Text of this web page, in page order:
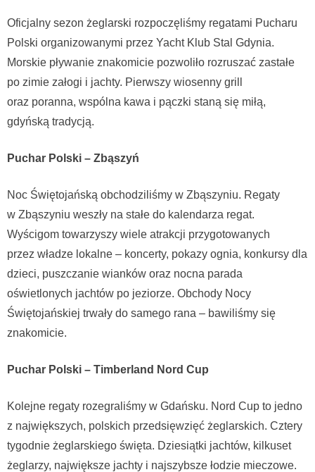
Oficjalny sezon żeglarski rozpoczęliśmy regatami Pucharu
Polski organizowanymi przez Yacht Klub Stal Gdynia.
Morskie pływanie znakomicie pozwoliło rozruszać zastałe
po zimie załogi i jachty. Pierwszy wiosenny grill
oraz poranna, wspólna kawa i pączki staną się miłą,
gdyńską tradycją.
Puchar Polski – Zbąszyń
Noc Świętojańską obchodziliśmy w Zbąszyniu. Regaty
w Zbąszyniu weszły na stałe do kalendarza regat.
Wyścigom towarzyszy wiele atrakcji przygotowanych
przez władze lokalne – koncerty, pokazy ognia, konkursy dla
dzieci, puszczanie wianków oraz nocna parada
oświetlonych jachtów po jeziorze. Obchody Nocy
Świętojańskiej trwały do samego rana – bawiliśmy się
znakomicie.
Puchar Polski – Timberland Nord Cup
Kolejne regaty rozegraliśmy w Gdańsku. Nord Cup to jedno
z największych, polskich przedsięwzięć żeglarskich. Cztery
tygodnie żeglarskiego święta. Dziesiątki jachtów, kilkuset
żeglarzy, największe jachty i najszybsze łodzie mieczowe.